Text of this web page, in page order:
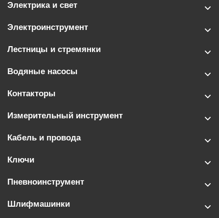
Электрика и свет
Электроинструмент
Лестницы и стремянки
Водяные насосы
Контакторы
Измерительный инструмент
Кабель и провода
Ключи
Пневноинструмент
Шлифмашинки